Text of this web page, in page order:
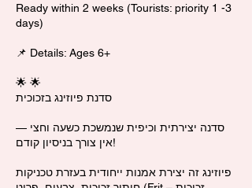
Ready within 2 weeks (Tourists: priority 1 -3
days)
📌 Details: Ages 6+
🌟 🌟
סדנת פיוזינג בזכוכית
סדנה יצירתית וכיפית שנמשכת כשעה וחצי —
אין צורך בניסיון קודם!
פיוזינג זה יצירת אמנות ייחודית בעזרת טכניקות